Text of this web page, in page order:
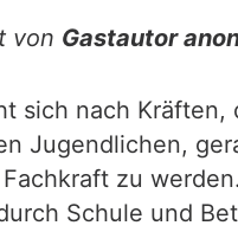
von Gastautor
sich nach
Jugendlichen,
zu
Schule und